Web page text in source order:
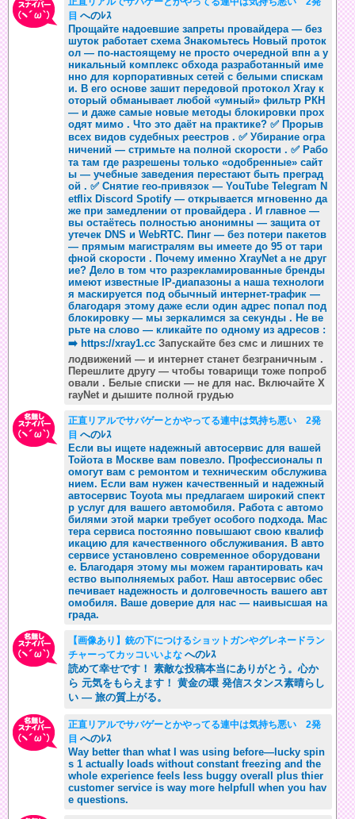
目 へのﾚｽ
Прощайте надоевшие запреты провайдера — без
шуток работает схема Знакомьтесь Новый проток
ол — по-настоящему не просто очередной впн а у
никальный комплекс обхода разработанный име
нно для корпоративных сетей с белыми спискам
и. В его основе зашит передовой протокол Xray к
оторый обманывает любой «умный» фильтр РКН
— и даже самые новые методы блокировки прох
одят мимо . Что это даёт на практике? ✅ Прорыв
всех видов судебных реестров . ✅ Убирание огра
ничений — стримьте на полной скорости . ✅ Рабо
та там где разрешены только «одобренные» сайт
ы — учебные заведения перестают быть преград
ой . ✅ Снятие гео-привязок — YouTube Telegram N
etflix Discord Spotify — открывается мгновенно да
же при замедлении от провайдера . И главное —
вы остаётесь полностью анонимны — защита от
утечек DNS и WebRTC. Пинг — без потери пакетов
— прямым магистралям вы имеете до 95 от тари
фной скорости . Почему именно XrayNet а не друг
ие? Дело в том что разрекламированные бренды
имеют известные IP-диапазоны а наша технологи
я маскируется под обычный интернет-трафик —
благодаря этому даже если один адрес попал под
блокировку — мы зеркалимся за секунды . Не ве
рьте на слово — кликайте по одному из адресов :
➡️ https://xray1.cc Запускайте без смс и лишних те
лодвижений — и интернет станет безграничным .
Перешлите другу — чтобы товарищи тоже попроб
овали . Белые списки — не для нас. Включайте X
rayNet и дышите полной грудью
正直リアルでサバゲーとかやってる連中は気持ち悪い 2発
目 へのﾚｽ
Если вы ищете надежный автосервис для вашей
Тойота в Москве вам повезло. Профессионалы п
омогут вам с ремонтом и техническим обслужива
нием. Если вам нужен качественный и надежный
автосервис Toyota мы предлагаем широкий спект
р услуг для вашего автомобиля. Работа с автомо
билями этой марки требует особого подхода. Мас
тера сервиса постоянно повышают свою квалиф
икацию для качественного обслуживания. В авто
сервисе установлено современное оборудовани
е. Благодаря этому мы можем гарантировать кач
ество выполняемых работ. Наш автосервис обес
печивает надежность и долговечность вашего авт
омобиля. Ваше доверие для нас — наивысшая на
града.
【画像あり】銃の下につけるショットガンやグレネードラン
チャーってカッコいいよな へのﾚｽ
読めて幸せです！ 素敵な投稿本当にありがとう。心か
ら 元気をもらえます！ 黄金の環 発信スタンス素晴らし
い — 旅の質上がる。
正直リアルでサバゲーとかやってる連中は気持ち悪い 2発
目 へのﾚｽ
Way better than what I was using before—lucky spin
s 1 actually loads without constant freezing and the
whole experience feels less buggy overall plus thier
customer service is way more helpfull when you hav
e questions.